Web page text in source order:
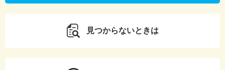
見つからないときは